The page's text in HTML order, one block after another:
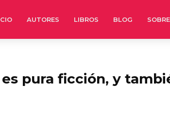
AUTORES LIBROS BLOG
pura ficción, y